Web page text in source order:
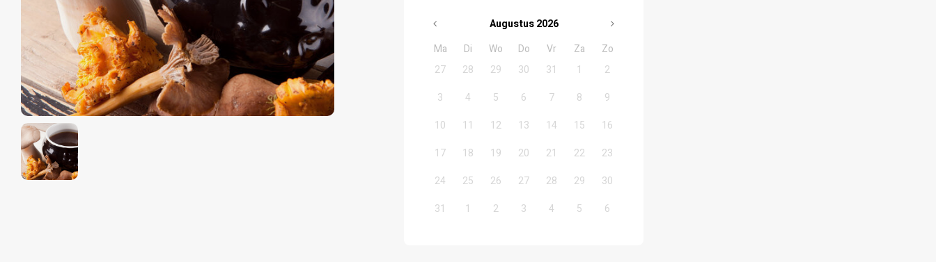
Augustus 2026
Ma
Di Wo Do Vr Za
Zo
27
28 29 30 31 1
2
3
4 5 6 7 8
9
10
11 12 13 14 15
16
17
18 19 20 21 22
23
24
25 26 27 28 29
30
31
1 2 3 4 5 6